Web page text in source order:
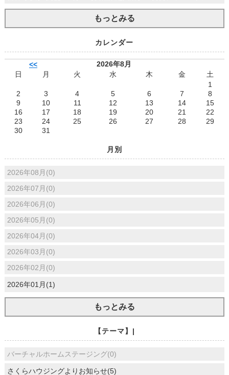
もっとみる
カレンダー
<<
2026年8月
日
月 火 水 木 金
土
1
2
3 4 5 6 7
8
9
10 11 12 13 14
15
16
17 18 19 20 21
22
23
24 25 26 27 28
29
30
31
月別
2026年08月(0)
2026年07月(0)
2026年06月(0)
2026年05月(0)
2026年04月(0)
2026年03月(0)
2026年02月(0)
2026年01月(1)
もっとみる
【テーマ】|
バーチャルホームステージング(0)
さくらハウジングよりお知らせ(5)